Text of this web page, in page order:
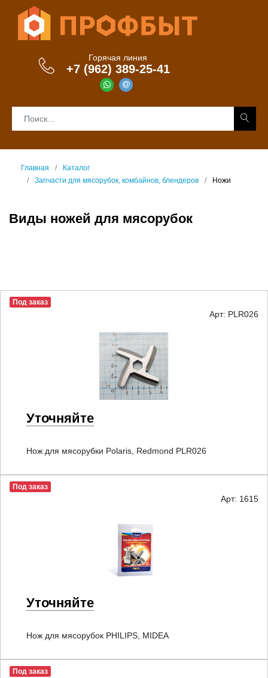
Горячая линия
+7 (962) 389-25-41
Главная
Каталог
Запчасти для мясорубок, комбайнов, блендеров
Ножи
Виды ножей для мясорубок
Под заказ
Арт: PLR026
Уточняйте
Нож для мясорубки Polaris, Redmond PLR026
Под заказ
Арт: 1615
Уточняйте
Нож для мясорубок PHILIPS, MIDEA
Под заказ